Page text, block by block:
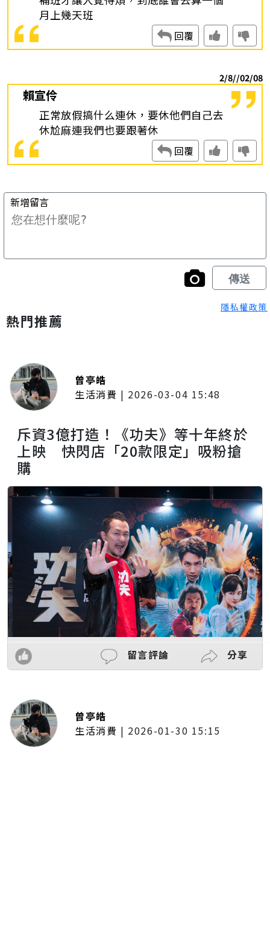
隱私權政策
熱門推薦
曾亭皓
生活消費 | 2026-03-04 15:48
斥資3億打造！《功夫》等十年終於
上映 快閃店「20款限定」吸粉搶
購
留言評論 分享
曾亭皓
生活消費 | 2026-01-30 15:15